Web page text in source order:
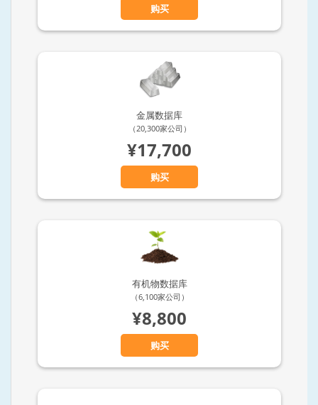
购买
金属数据库
（20,300家公司）
¥17,700
购买
有机物数据库
（6,100家公司）
¥8,800
购买